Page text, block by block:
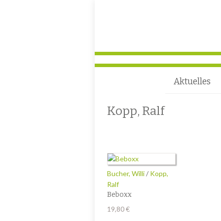
Aktuelles
Kopp, Ralf
Bucher, Willi/ Kopp,
Ralf
Beboxx
19,80€